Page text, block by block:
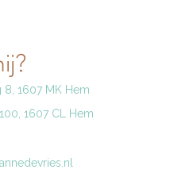
1607 MK Hem
1607 CL Hem